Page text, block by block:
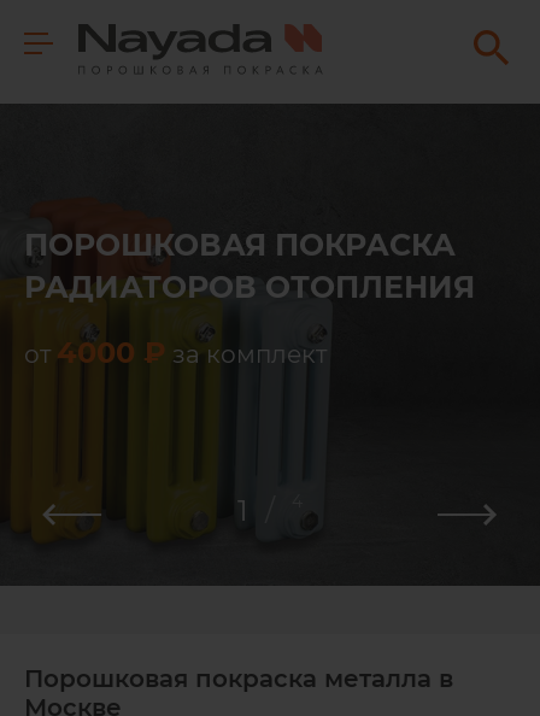
ПОРОШКОВАЯ ПОКРАСКА
РАДИАТОРОВ ОТОПЛЕНИЯ
от 4000 ₽ за комплект
1
Порошковая покраска металла в
Москве